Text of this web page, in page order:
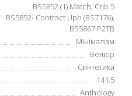
BS5852 (1) Match, Crib 5
BS5852- Contract Uph (BS7176),
BS5867 P2TB
Мінімалізм
Велюр
Синтетика
141.5
Anthology